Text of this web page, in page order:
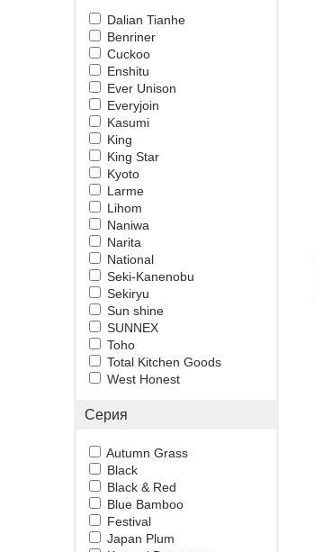
Dalian Tianhe
Benriner
Cuckoo
Enshitu
Ever Unison
Everyjoin
Kasumi
King
King Star
Kyoto
Larme
Lihom
Naniwa
Narita
National
Seki-Kanenobu
Sekiryu
Sun shine
SUNNEX
Toho
Total Kitchen Goods
West Honest
Серия
Autumn Grass
Black
Black & Red
Blue Bamboo
Festival
Japan Plum